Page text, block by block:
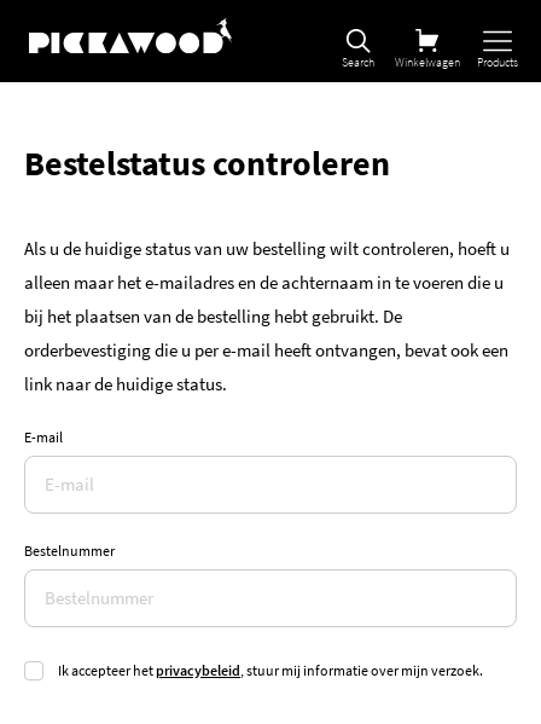
Search Winkelwagen Products
Bestelstatus controleren
Als u de huidige status van uw bestelling wilt controleren, hoeft u
alleen maar het e-mailadres en de achternaam in te voeren die u
bij het plaatsen van de bestelling hebt gebruikt. De
orderbevestiging die u per e-mail heeft ontvangen, bevat ook een
link naar de huidige status.
E-mail
Bestelnummer
Ik accepteer hetprivacybeleid, stuur mij informatie over mijn verzoek.